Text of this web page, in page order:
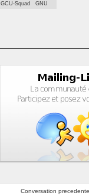
GCU-Squad GNU
Conversation precedente